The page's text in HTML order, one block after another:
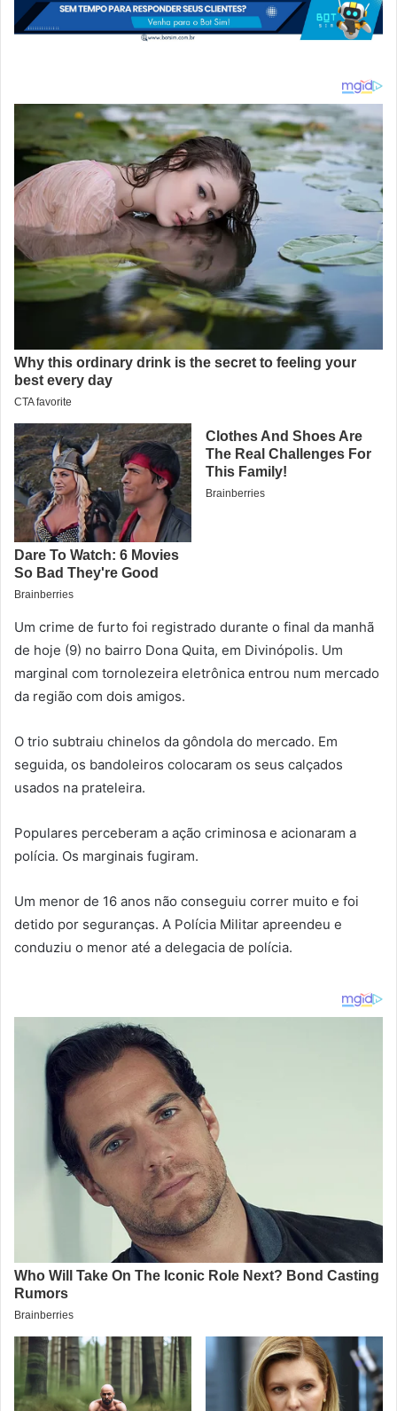
mail
Um crime de furto foi registrado durante o final da manhã
de hoje (9) no bairro Dona Quita, em Divinópolis. Um
marginal com tornolezeira eletrônica entrou num mercado
da região com dois amigos.
O trio subtraiu chinelos da gôndola do mercado. Em
seguida, os bandoleiros colocaram os seus calçados
usados na prateleira.
Populares perceberam a ação criminosa e acionaram a
polícia. Os marginais fugiram.
Um menor de 16 anos não conseguiu correr muito e foi
detido por seguranças. A Polícia Militar apreendeu e
conduziu o menor até a delegacia de polícia.